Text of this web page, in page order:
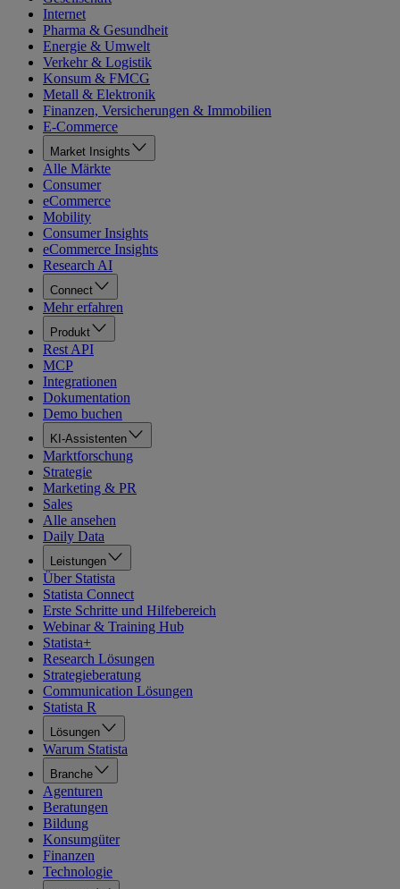
Internet
Pharma & Gesundheit
Energie & Umwelt
Verkehr & Logistik
Konsum & FMCG
Metall & Elektronik
Finanzen, Versicherungen & Immobilien
E-Commerce
Market Insights
Alle Märkte
Consumer
eCommerce
Mobility
Consumer Insights
eCommerce Insights
Research AI
Connect
Mehr erfahren
Produkt
Rest API
MCP
Integrationen
Dokumentation
Demo buchen
KI-Assistenten
Marktforschung
Strategie
Marketing & PR
Sales
Alle ansehen
Daily Data
Leistungen
Über Statista
Statista Connect
Erste Schritte und Hilfebereich
Webinar & Training Hub
Statista+
Research Lösungen
Strategieberatung
Communication Lösungen
Statista R
Lösungen
Warum Statista
Branche
Agenturen
Beratungen
Bildung
Konsumgüter
Finanzen
Technologie